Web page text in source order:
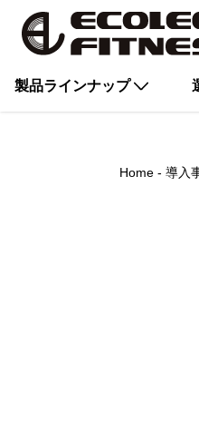
製品ラインナップ
Home 導入